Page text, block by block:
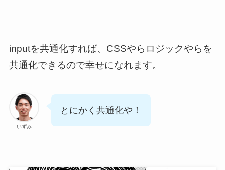
inputを共通化すれば、CSSやらロジックやらを
共通化できるので幸せになれます。
いずみ
とにかく共通化や！